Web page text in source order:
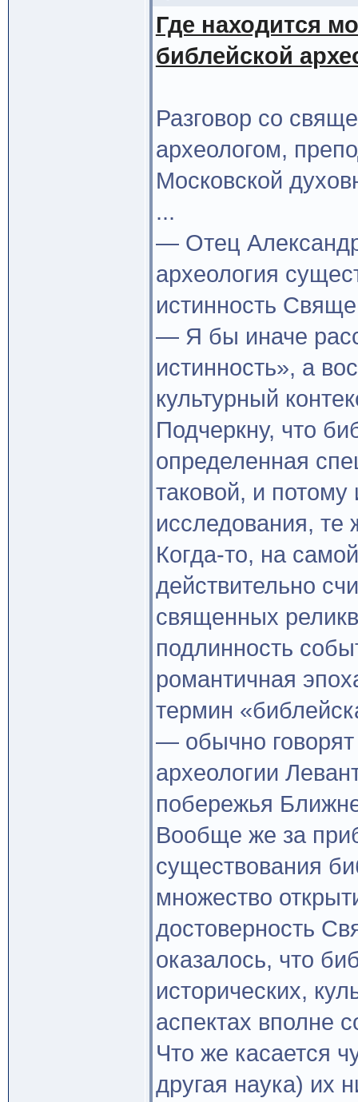
Где находится
библейской
Разговор со
археологом,
Московской
...
— Отец
археология
истинность
— Я бы иначе
истинность», а
культурный
Подчеркну, что
определенная
таковой, и
исследования, те
Когда-то, на
действительно
священных
подлинность
романтичная
термин
— обычно говорят
археологии
побережья
Вообще же за
существования
множество
достоверность
оказалось, что
исторических,
аспектах вполне
Что же касается
другая наука) их